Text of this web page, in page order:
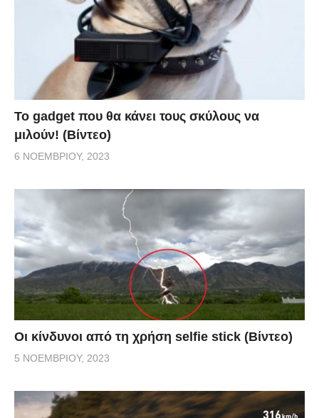
Το gadget που θα κάνει τους σκύλους να
μιλούν! (Βίντεο)
6 ΝΟΕΜΒΡΊΟΥ, 2023
Οι κίνδυνοι από τη χρήση selfie stick (Βίντεο)
5 ΝΟΕΜΒΡΊΟΥ, 2023